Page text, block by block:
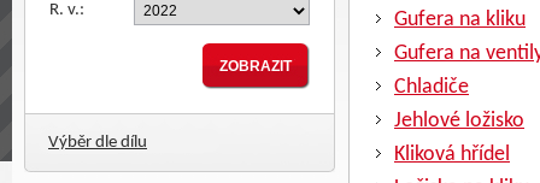
R. v.:
Výběr dle dílu
Gufera na kliku
Gufera na
Chladiče
Jehlové ložisko
Kliková hřídel